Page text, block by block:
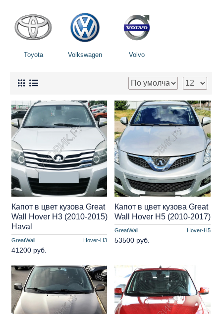
Toyota Volkswagen Volvo
GreatWall Hover-H3
Капот в цвет кузова Great
Wall Hover H3 (2010-2015)
Haval
41200 руб.
GreatWall Hover-H5
Капот в цвет кузова Great
Wall Hover H5 (2010-2017)
53500 руб.